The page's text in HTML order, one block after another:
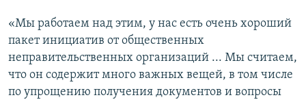
«Мы работаем над этим, у нас есть очень хороший
пакет инициатив от общественных
неправительственных организаций ... Мы считаем,
что он содержит много важных вещей, в том числе
по упрощению получения документов и вопросы